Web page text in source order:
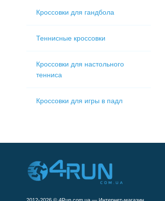
Кроссовки для гандбола
Теннисные кроссовки
Кроссовки для настольного
тенниса
Кроссовки для игры в падл